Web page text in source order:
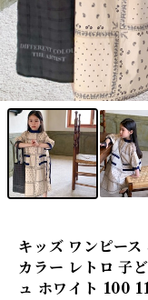
キッズ ワンピー
カラー レトロ 子
ュ ホワイト 100